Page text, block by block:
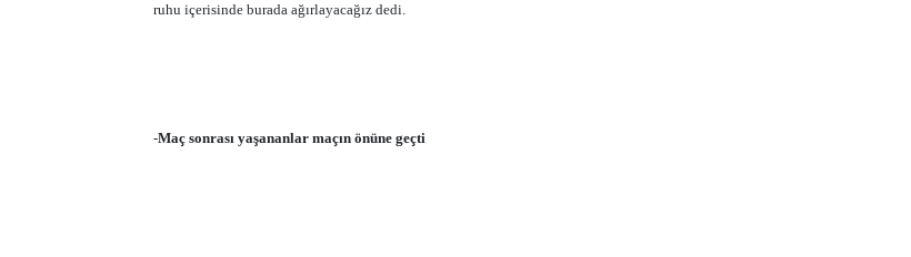
ruhu içerisinde burada ağırlayacağız dedi.
-Maç sonrası yaşananlar maçın önüne geçti